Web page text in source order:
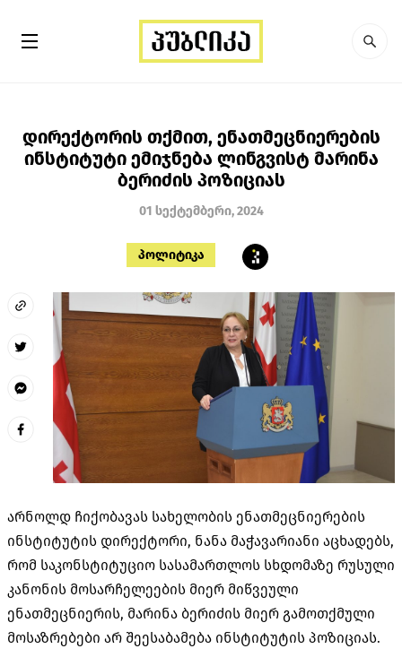
დირექტორის თქმით, ენათმეცნიერების
ინსტიტუტი ემიჯნება ლინგვისტ მარინა
ბერიძის პოზიციას
01 სექტემბერი, 2024
პოლიტიკა
არნოლდ ჩიქობავას სახელობის ენათმეცნიერების
ინსტიტუტის დირექტორი, ნანა მაჭავარიანი აცხადებს,
რომ საკონსტიტუციო სასამართლოს სხდომაზე რუსული
კანონის მოსარჩელეების მიერ მიწვეული
ენათმეცნიერის, მარინა ბერიძის მიერ გამოთქმული
მოსაზრებები არ შეესაბამება ინსტიტუტის პოზიციას.